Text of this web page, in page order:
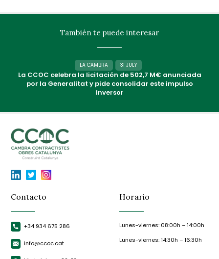
También te puede interesar
LA CAMBRA 31 JULY
La CCOC celebra la licitación de 502,7 M€ anunciada
por la Generalitat y pide consolidar este impulso
inversor
Contacto
+34 934 675 286
info@ccoc.cat
Horario
Lunes-viernes: 08:00h – 14:00h
Lunes-viernes: 14:30h – 16:30h